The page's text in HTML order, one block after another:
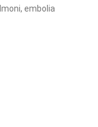
embolia